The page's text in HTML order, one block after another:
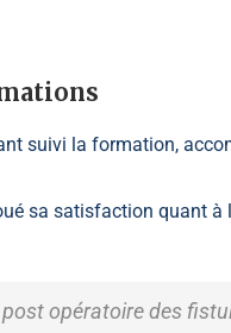
suivi la formation,
sa satisfaction quant à
opératoire des